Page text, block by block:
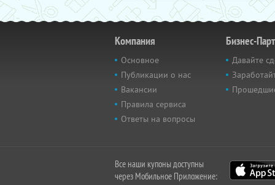
Компания
Основное
Публикации о нас
Вакансии
Правила сервиса
Ответы на вопросы
Бизнес-
Давайте
Все наши купоны доступны
через Мобильное Приложение: